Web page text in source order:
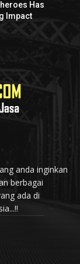
Has
Impact
anda inginkan
berbagai
ada di